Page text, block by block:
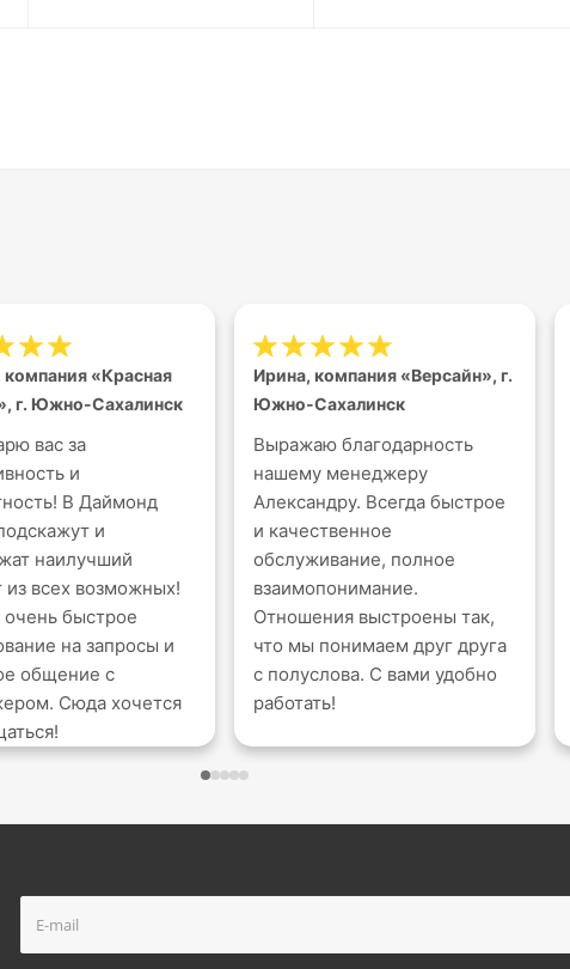
«Красная
г. Южно-Сахалинск
вас за
и
В Даймонд
и
наилучший
из всех возможных!
быстрое
на запросы и
общение с
Сюда хочется
Ирина, компания «Версайн», г.
Южно-Сахалинск
Выражаю благодарность
нашему менеджеру
Александру. Всегда быстрое
и качественное
обслуживание, полное
взаимопонимание.
Отношения выстроены так,
что мы понимаем друг друга
с полуслова. С вами удобно
работать!